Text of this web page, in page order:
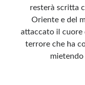
resterà scritta
Oriente e del
attaccato il cuore
terrore che ha